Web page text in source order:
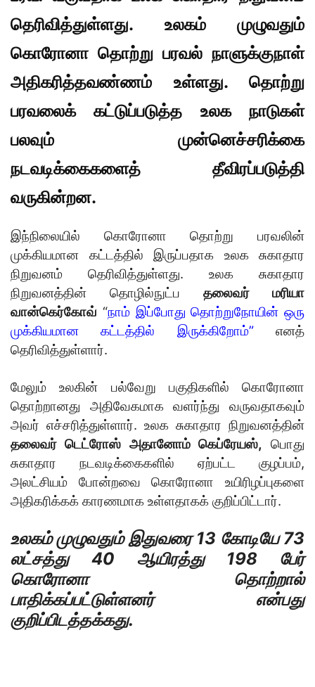
தெரிவித்துள்ளது. உலகம் முழுவதும்
கொரோனா தொற்று பரவல் நாளுக்குநாள்
அதிகரித்தவண்ணம் உள்ளது. தொற்று
பரவலைக் கட்டுப்படுத்த உலக நாடுகள்
பலவும் முன்னெச்சரிக்கை
நடவடிக்கைகளைத் தீவிரப்படுத்தி
வருகின்றன.
இந்நிலையில் கொரோனா தொற்று பரவலின்
முக்கியமான கட்டத்தில் இருப்பதாக உலக சுகாதார
நிறுவனம் தெரிவித்துள்ளது. உலக சுகாதார
நிறுவனத்தின் தொழில்நுட்ப தலைவர் மரியா
வான்கெர்கோவ் “நாம் இப்போது தொற்றுநோயின் ஒரு
முக்கியமான கட்டத்தில் இருக்கிறோம்”எனத்
தெரிவித்துள்ளார்.
மேலும் உலகின் பல்வேறு பகுதிகளில் கொரோனா
தொற்றானது அதிவேகமாக வளர்ந்து வருவதாகவும்
அவர் எச்சரித்துள்ளார். உலக சுகாதார நிறுவனத்தின்
தலைவர் டெட்ரோஸ் அதானோம் கெப்ரேயஸ், பொது
சுகாதார நடவடிக்கைகளில் ஏற்பட்ட குழப்பம்,
அலட்சியம் போன்றவை கொரோனா உயிரிழப்புகளை
அதிகரிக்கக் காரணமாக உள்ளதாகக் குறிப்பிட்டார்.
உலகம் முழுவதும் இதுவரை 13 கோடியே 73
லட்சத்து 40 ஆயிரத்து 198 பேர்
கொரோனா தொற்றால்
பாதிக்கப்பட்டுள்ளனர் என்பது
குறிப்பிடத்தக்கது.